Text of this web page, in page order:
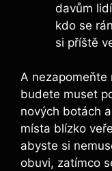
davům
kdo se
si příště
A nezapomeňte
budete muset
nových botách
místa blízko
abyste si
obuvi, zatímco